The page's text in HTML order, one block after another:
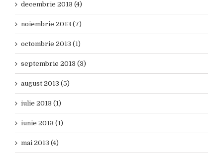
decembrie 2013 (4)
noiembrie 2013 (7)
octombrie 2013 (1)
septembrie 2013 (3)
august 2013 (5)
iulie 2013 (1)
iunie 2013 (1)
mai 2013 (4)